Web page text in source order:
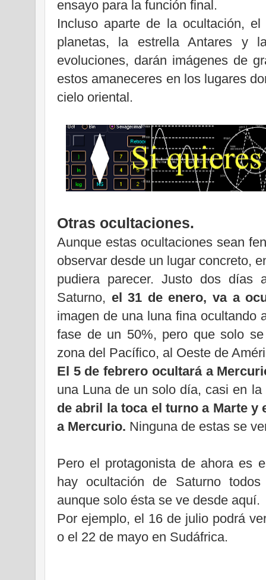
ensayo para la función final.
Incluso aparte de la ocultación,
planetas, la estrella Antares y
evoluciones, darán imágenes de
estos amaneceres en los lugares
cielo oriental.
Otras ocultaciones.
Aunque estas ocultaciones sean
observar desde un lugar concreto,
pudiera parecer. Justo dos
Saturno, el 31 de enero, va a
imagen de una luna fina ocultando
fase de un 50%, pero que solo
zona del Pacífico, al Oeste de
El 5 de febrero ocultará a
una Luna de un solo día, casi en
de abril la toca el turno a Marte y
a Mercurio. Ninguna de estas se
Pero el protagonista de ahora es
hay ocultación de Saturno
aunque solo ésta se ve desde aquí.
Por ejemplo, el 16 de julio podrá
o el 22 de mayo en Sudáfrica.